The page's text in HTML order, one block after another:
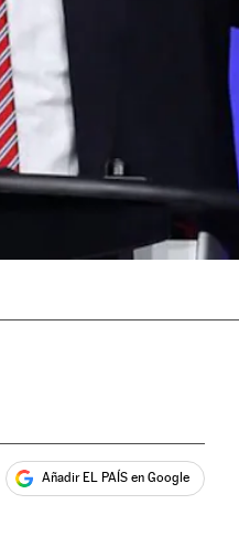
Añadir EL PAÍS en Google